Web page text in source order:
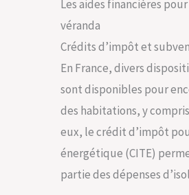
Les aides financières
véranda
Crédits d’impôt et
En France, divers
sont disponibles pour
des habitations, y
eux, le crédit d’impôt
énergétique (CITE)
partie des dépenses